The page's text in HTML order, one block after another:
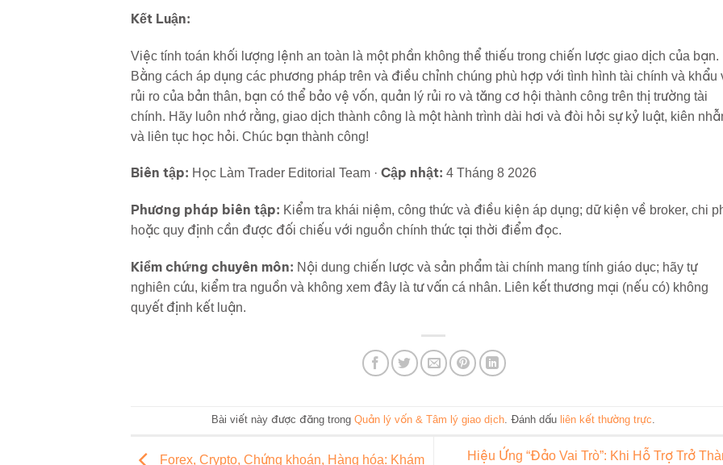
Kết Luận:
Việc tính toán khối lượng lệnh an toàn là một phần không thể thiếu trong chiến lược giao dịch của bạn.
Bằng cách áp dụng các phương pháp trên và điều chỉnh chúng phù hợp với tình hình tài chính và khẩu
rủi ro của bản thân, bạn có thể bảo vệ vốn, quản lý rủi ro và tăng cơ hội thành công trên thị trường tài
chính. Hãy luôn nhớ rằng, giao dịch thành công là một hành trình dài hơi và đòi hỏi sự kỷ luật, kiên
và liên tục học hỏi. Chúc bạn thành công!
Biên tập: Học Làm Trader Editorial Team · Cập nhật: 4 Tháng 8 2026
Phương pháp biên tập: Kiểm tra khái niệm, công thức và điều kiện áp dụng; dữ kiện về broker, chi
hoặc quy định cần được đối chiếu với nguồn chính thức tại thời điểm đọc.
Kiểm chứng chuyên môn: Nội dung chiến lược và sản phẩm tài chính mang tính giáo dục; hãy tự
nghiên cứu, kiểm tra nguồn và không xem đây là tư vấn cá nhân. Liên kết thương mại (nếu có) không
quyết định kết luận.
Bài viết này được đăng trong Quản lý vốn & Tâm lý giao dịch. Đánh dấu liên kết thường trực.
Forex, Crypto, Chứng khoán, Hàng hóa: Khám
Hiệu Ứng “Đảo Vai Trò”: Khi Hỗ Trợ Trở